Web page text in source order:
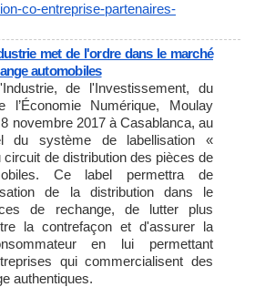
co-entreprise-partenaires-
met de l'ordre dans le marché
automobiles
de l'Investissement, du
l’Économie Numérique, Moulay
novembre 2017 à Casablanca, au
du système de labellisation «
circuit de distribution des pièces de
Ce label permettra de
de la distribution dans le
de rechange, de lutter plus
la contrefaçon et d'assurer la
en lui permettant
qui commercialisent des
authentiques.